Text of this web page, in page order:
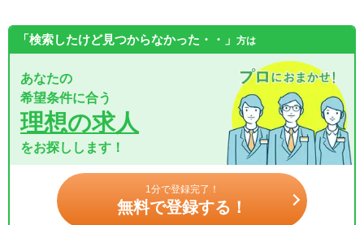
「検索したけど見つからなかった・・」 方は
あなたの
希望条件に合う
理想の求人
をお探しします！
1分で登録完了！
無料で登録する！